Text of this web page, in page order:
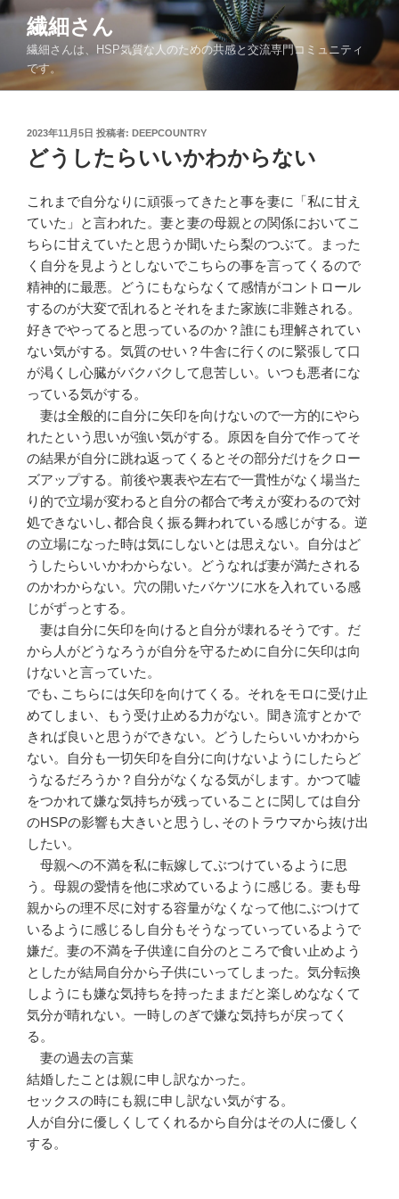
コ
ン
ツ
繊細さん
繊細さんは、HSP気質な人のための共感と交流専門コミュニティ
です。
投
稿
日:
2023年11月5日 投稿者: DEEPCOUNTRY
どうしたらいいかわからない
これまで自分なりに頑張ってきたと事を妻に「私に甘え
ていた」と言われた。妻と妻の母親との関係においてこ
ちらに甘えていたと思うか聞いたら梨のつぶて。まった
く自分を見ようとしないでこちらの事を言ってくるので
精神的に最悪。どうにもならなくて感情がコントロール
するのが大変で乱れるとそれをまた家族に非難される。
好きでやってると思っているのか？誰にも理解されてい
ない気がする。気質のせい？牛舎に行くのに緊張して口
が渇くし心臓がバクバクして息苦しい。いつも悪者にな
っている気がする。
妻は全般的に自分に矢印を向けないので一方的にやら
れたという思いが強い気がする。原因を自分で作ってそ
の結果が自分に跳ね返ってくるとその部分だけをクロー
ズアップする。前後や裏表や左右で一貫性がなく場当た
り的で立場が変わると自分の都合で考えが変わるので対
処できないし､都合良く振る舞われている感じがする。逆
の立場になった時は気にしないとは思えない。自分はど
うしたらいいかわからない。どうなれば妻が満たされる
のかわからない。穴の開いたバケツに水を入れている感
じがずっとする。
妻は自分に矢印を向けると自分が壊れるそうです。だ
から人がどうなろうが自分を守るために自分に矢印は向
けないと言っていた。
でも､こちらには矢印を向けてくる。それをモロに受け止
めてしまい、もう受け止める力がない。聞き流すとかで
きれば良いと思うができない。どうしたらいいかわから
ない。自分も一切矢印を自分に向けないようにしたらど
うなるだろうか？自分がなくなる気がします。かつて嘘
をつかれて嫌な気持ちが残っていることに関しては自分
のHSPの影響も大きいと思うし､そのトラウマから抜け出
したい。
母親への不満を私に転嫁してぶつけているように思
う。母親の愛情を他に求めているように感じる。妻も母
親からの理不尽に対する容量がなくなって他にぶつけて
いるように感じるし自分もそうなっていっているようで
嫌だ。妻の不満を子供達に自分のところで食い止めよう
としたが結局自分から子供にいってしまった。気分転換
しようにも嫌な気持ちを持ったままだと楽しめななくて
気分が晴れない。一時しのぎで嫌な気持ちが戻ってく
る。
妻の過去の言葉
結婚したことは親に申し訳なかった。
セックスの時にも親に申し訳ない気がする。
人が自分に優しくしてくれるから自分はその人に優しく
する。